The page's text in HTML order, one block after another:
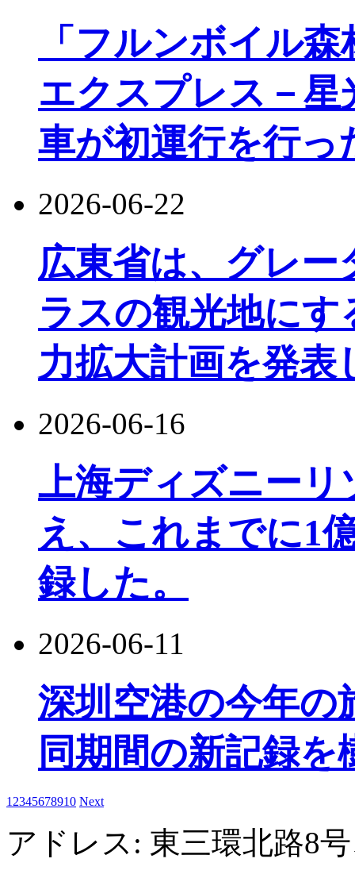
「フルンボイル
エクスプレス－星
車が初運行を行っ
2026-06-22
広東省は、グレ
ラスの観光地に
力拡大計画を発表
2026-06-16
上海ディズニーリ
え、これまでに1
録した。
2026-06-11
深圳空港の今年の
同期間の新記録を
1 2345678910 Next
アドレス: 東三環北路8